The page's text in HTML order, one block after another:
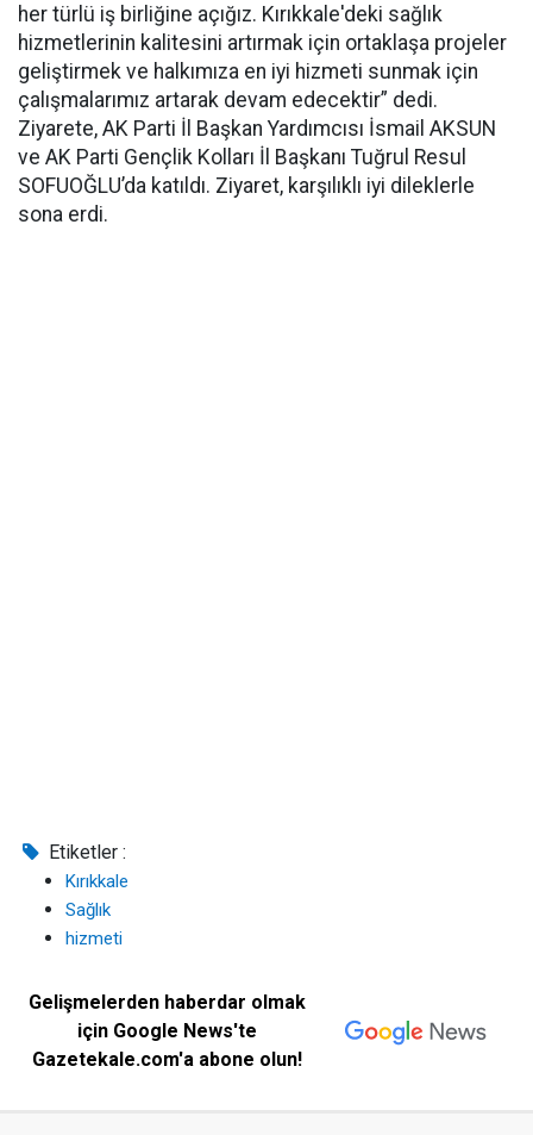
her türlü iş birliğine açığız. Kırıkkale'deki sağlık
hizmetlerinin kalitesini artırmak için ortaklaşa projeler
geliştirmek ve halkımıza en iyi hizmeti sunmak için
çalışmalarımız artarak devam edecektir” dedi.
Ziyarete, AK Parti İl Başkan Yardımcısı İsmail AKSUN
ve AK Parti Gençlik Kolları İl Başkanı Tuğrul Resul
SOFUOĞLU’da katıldı. Ziyaret, karşılıklı iyi dileklerle
sona erdi.
Etiketler :
Kırıkkale
Sağlık
hizmeti
Gelişmelerden haberdar olmak
için Google News'te
Gazetekale.com'a abone olun!